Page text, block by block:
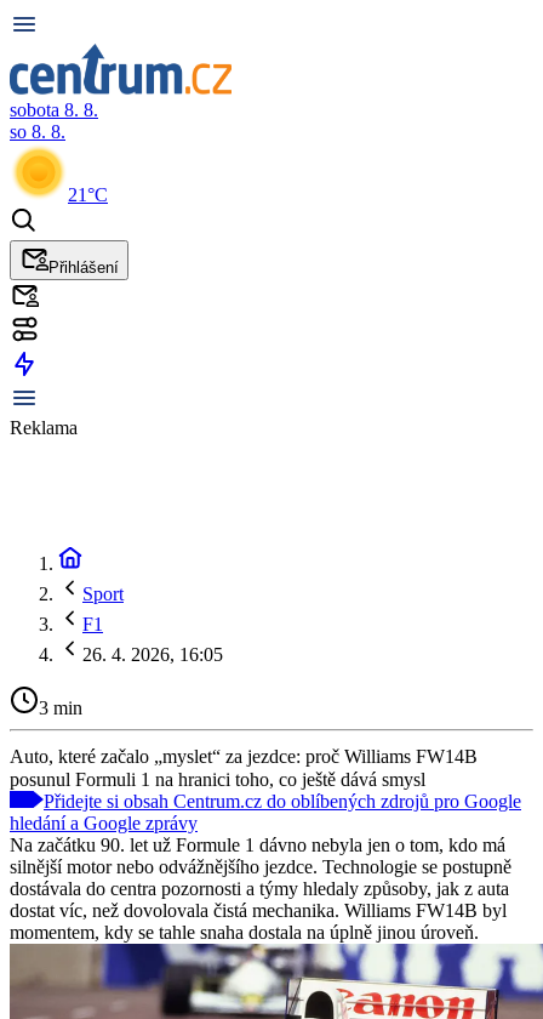
sobota 8. 8.
so 8. 8.
21°C
Přihlášení
Reklama
Sport
F1
26. 4. 2026, 16:05
3 min
Auto, které začalo „myslet“ za jezdce: proč Williams FW14B
posunul Formuli 1 na hranici toho, co ještě dává smysl
Přidejte si obsah Centrum.cz do oblíbených zdrojů pro Google
hledání a Google zprávy
Na začátku 90. let už Formule 1 dávno nebyla jen o tom, kdo má
silnější motor nebo odvážnějšího jezdce. Technologie se postupně
dostávala do centra pozornosti a týmy hledaly způsoby, jak z auta
dostat víc, než dovolovala čistá mechanika. Williams FW14B byl
momentem, kdy se tahle snaha dostala na úplně jinou úroveň.